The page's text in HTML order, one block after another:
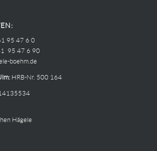
95 47 6 0
95 47 6 90
boehm.de
HRB-Nr. 500 164
Hägele